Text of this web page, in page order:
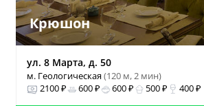
Крюшон
ул. 8 Марта, д. 50
м. Геологическая(120 м, 2 мин)
2100 ₽
600 ₽ 600 ₽ 500 ₽ 400 ₽